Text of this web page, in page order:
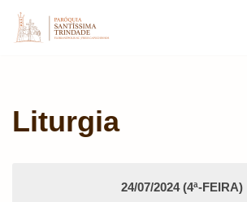
Pular
Liturgia
24/07/2024 (4ª-FEIRA)